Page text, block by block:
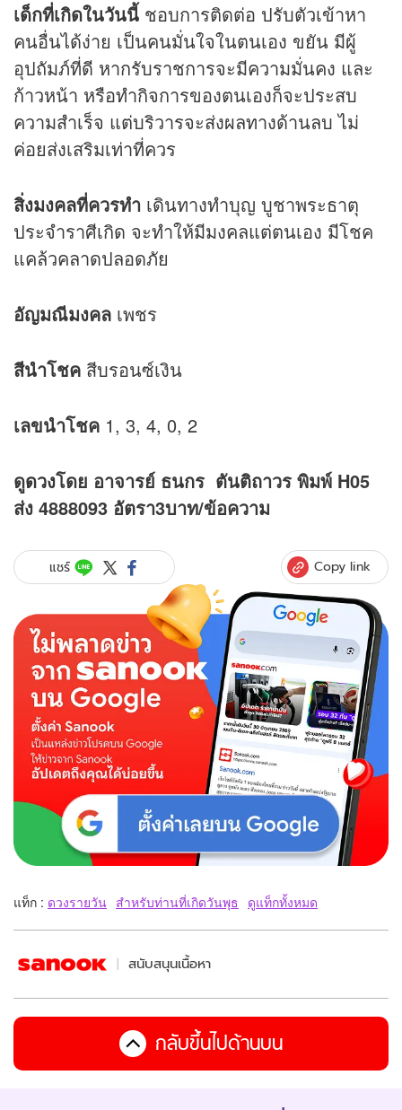
เด็กที่เกิดในวันนี้ ชอบการติดต่อ ปรับตัวเข้าหา
คนอื่นได้ง่าย เป็นคนมั่นใจในตนเอง ขยัน มีผู้
อุปถัมภ์ที่ดี หากรับราชการจะมีความมั่นคง และ
ก้าวหน้า หรือทำกิจการของตนเองก็จะประสบ
ความสำเร็จ แต่บริวารจะส่งผลทางด้านลบ ไม่
ค่อยส่งเสริมเท่าที่ควร
สิ่งมงคลที่ควรทำ เดินทางทำบุญ บูชาพระธาตุ
ประจำราศีเกิด จะทำให้มีมงคลแต่ตนเอง มีโชค
แคล้วคลาดปลอดภัย
อัญมณีมงคล เพชร
สีนำโชค สีบรอนซ์เงิน
เลขนำโชค 1, 3, 4, 0, 2
ดูดวงโดย อาจารย์ ธนกร ตันติถาวร พิมพ์ H05
ส่ง 4888093 อัตรา3บาท/ข้อความ
แชร์ Copy link
แท็ก : ดวงรายวัน สำหรับท่านที่เกิดวันพุธ ดูแท็กทั้งหมด
สนับสนุนเนื้อหา
กลับขึ้นไปด้านบน